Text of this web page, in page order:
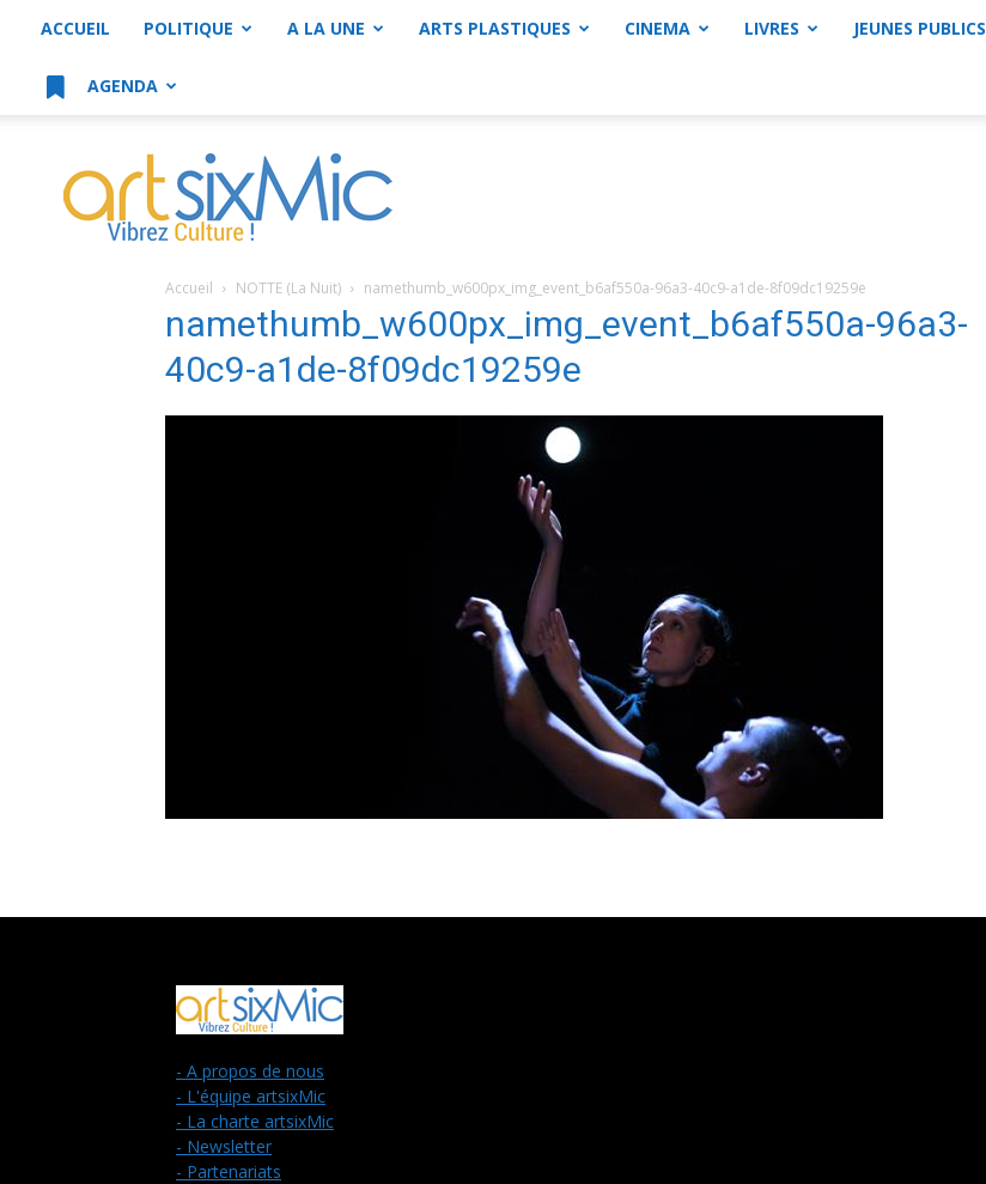
ACCUEIL POLITIQUE A LA UNE ARTS PLASTIQUES CINEMA LIVRES JEUNES PUBLICS
AGENDA
artsixMic
Accueil NOTTE (La Nuit) namethumb_w600px_img_event_b6af550a-96a3-40c9-a1de-8f09dc19259e
namethumb_w600px_img_event_b6af550a-96a3-
40c9-a1de-8f09dc19259e
- A propos de nous
- L'équipe artsixMic
- La charte artsixMic
- Newsletter
- Partenariats